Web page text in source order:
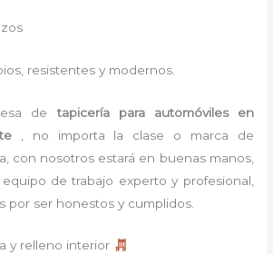
resistentes y modernos.
detapicería para automóviles en
, no importa la clase o marca de
con nosotros estará en buenas manos,
de trabajo experto y profesional,
por ser honestos y cumplidos.
y relleno interior